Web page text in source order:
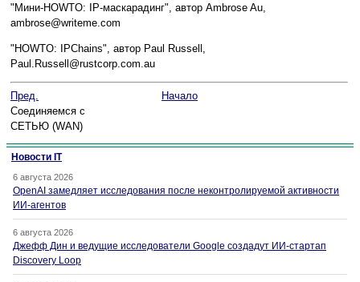
"Мини-HOWTO: IP-маскарадинг", автор Ambrose Au,
ambrose@writeme.com
"HOWTO: IPChains", автор Paul Russell,
Paul.Russell@rustcorp.com.au
Пред.
Начало
Соединяемся с
СЕТЬЮ (WAN)
Новости IT
6 августа 2026
OpenAI замедляет исследования после неконтролируемой активности
ИИ-агентов
6 августа 2026
Джефф Дин и ведущие исследователи Google создадут ИИ-стартап
Discovery Loop